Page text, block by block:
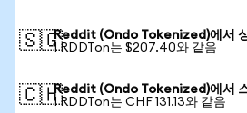
🇸🇬Reddit (Ondo Tokenized)에서
1 RDDTon는 $207.40와 같음
🇨🇭Reddit (Ondo Tokenized)에서
1 RDDTon는 CHF 131.13와 같음